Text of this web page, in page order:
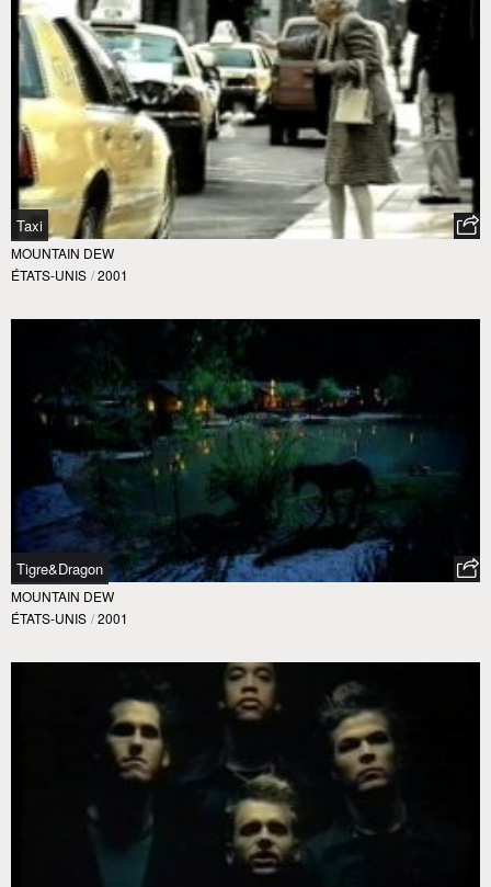
Taxi
MOUNTAIN DEW
ÉTATS-UNIS / 2001
Tigre&Dragon
MOUNTAIN DEW
ÉTATS-UNIS / 2001